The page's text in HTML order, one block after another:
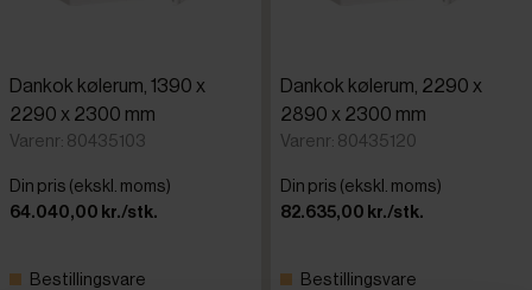
Dankok kølerum, 1390 x
2290 x 2300 mm
Varenr: 80435103
Din pris (ekskl. moms)
64.040,00 kr./stk.
Bestillingsvare
Dankok kølerum, 2290 x
2890 x 2300 mm
Varenr: 80435120
Din pris (ekskl. moms)
82.635,00 kr./stk.
Bestillingsvare